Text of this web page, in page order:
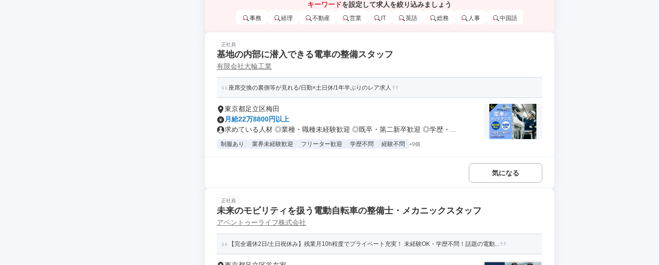
キーワードを設定して求人を絞り込みましょう
事務 経理 不動産 営業 IT 英語 総務 人事 中国語
正社員
基地の内部に潜入できる電車の整備スタッフ
有限会社大輪工業
座席交換の裏側等が見れる/日勤×土日休/1年半ぶりのレア求人
東京都足立区梅田
月給22万8800円以上
求めている人材 ◎業種・職種未経験歓迎 ◎既卒・第二新卒歓迎 ◎学歴・...
制服あり 業界未経験歓迎 フリーター歓迎 学歴不問 経験不問 +9個
気になる
正社員
未来のモビリティを扱う電動自転車の整備士・メカニックスタッフ
アベントゥーライフ株式会社
【完全週休2日/土日祝休み】残業月10h程度でプライベート充実！ 未経験OK・学歴不問！話題の電動...